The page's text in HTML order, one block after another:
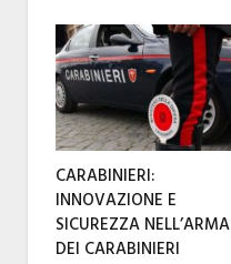
CARABINIERI:
INNOVAZIONE E
SICUREZZA NELL’ARMA
DEI CARABINIERI